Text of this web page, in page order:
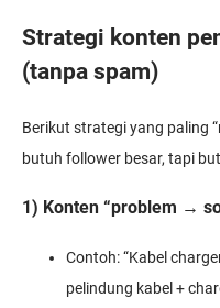
Strategi konten
(tanpa spam)
Berikut strategi yang paling
butuh follower besar, tapi
1) Konten “problem →
Contoh: “Kabel
pelindung kabel +